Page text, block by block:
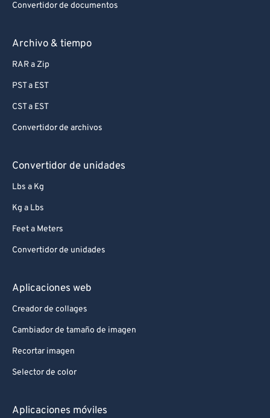
Convertidor de documentos
Archivo & tiempo
RAR a Zip
PST a EST
CST a EST
Convertidor de archivos
Convertidor de unidades
Lbs a Kg
Kg a Lbs
Feet a Meters
Convertidor de unidades
Aplicaciones web
Creador de collages
Cambiador de tamaño de imagen
Recortar imagen
Selector de color
Aplicaciones móviles